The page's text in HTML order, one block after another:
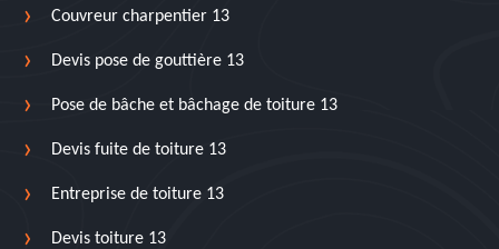
Couvreur charpentier 13
Devis pose de gouttière 13
Pose de bâche et bâchage de toiture 13
Devis fuite de toiture 13
Entreprise de toiture 13
Devis toiture 13